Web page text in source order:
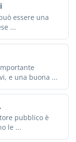
essere una
...
e una buona ...
pubblico è
le ...